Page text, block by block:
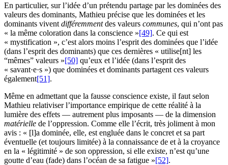
En particulier, sur l’idée d’un prétendu partage par les dominées des
valeurs des dominants, Mathieu précise que les dominées et les
dominants vivent différemmentdes valeurs communes, qui n’ont pas
« la même coloration dans la conscience »[49]. Ce qui est
« mystification », c’est alors moins l’esprit des dominées que l’idée
(dans l’esprit des dominants) que ces dernières « utilise[nt] les
“mêmes” valeurs »[50] qu’eux et l’idée (dans l’esprit des
« savant·e·s ») que dominées et dominants partagent ces valeurs
également[51].
Même en admettant que la fausse conscience existe, il faut selon
Mathieu relativiser l’importance empirique de cette réalité à la
lumière des effets — autrement plus imposants — de la dimension
matérielle de l’oppression. Comme elle l’écrit, très joliment à mon
avis : « [l]a dominée, elle, est engluée dans le concret et sa part
éventuelle (et toujours limitée) à la connaissance de et à la croyance
en la « légitimité » de son oppression, si elle existe, n’est qu’une
goutte d’eau (fade) dans l’océan de sa fatigue »[52].